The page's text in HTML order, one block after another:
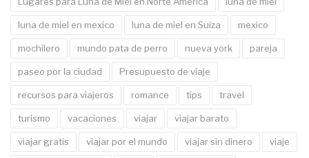
luna de miel en mexico luna de miel en Suiza mexico
mochilero mundo pata de perro nueva york pareja
paseo por la ciudad Presupuesto de viaje
recursos para viajeros romance tips travel
turismo vacaciones viajar viajar barato
viajar gratis viajar por el mundo viajar sin dinero viaje